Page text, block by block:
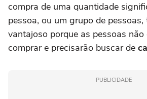
compra de uma quantidade
pessoa, ou um grupo de
vantajoso porque as pessoas
comprar e precisarão buscar de
PUBLICIDADE